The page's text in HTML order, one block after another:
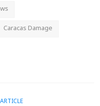
Caracas Damage